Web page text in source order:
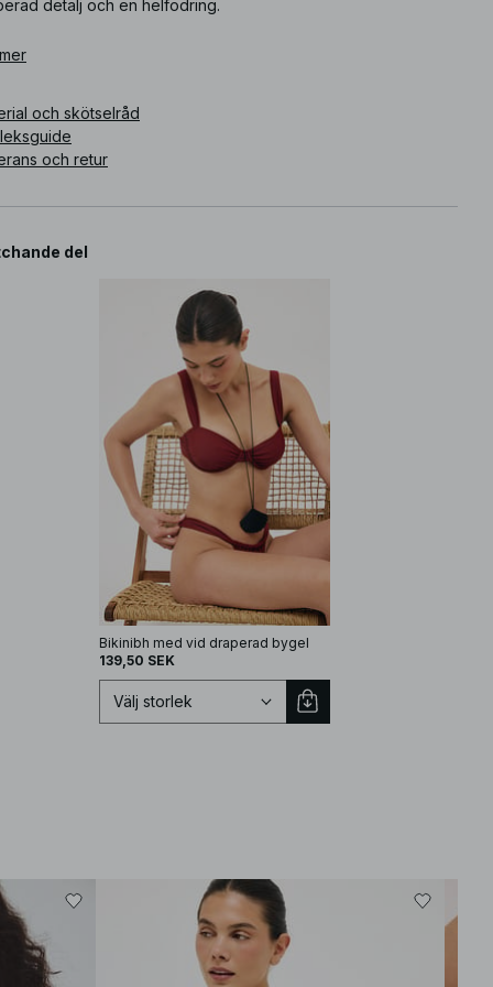
detalj och en helfodring.
och skötselråd
och retur
del
Bikinibh med vid draperad bygel
139,50 SEK
Välj storlek